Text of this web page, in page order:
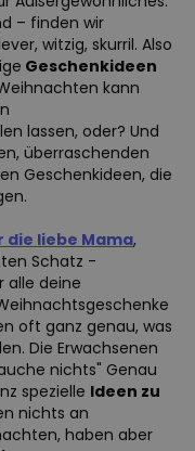
– finden wir
witzig, skurril. Also
Geschenkideen
kann
lassen, oder? Und
überraschenden
Geschenkideen, die
liebe Mama,
Schatz -
alle deine
oft ganz genau, was
Die Erwachsenen
nichts" Genau
spezielle Ideen zu
nichts an
haben aber